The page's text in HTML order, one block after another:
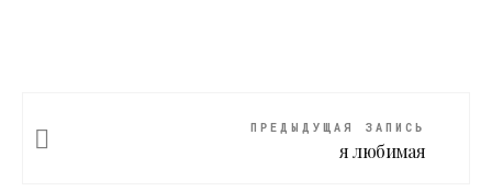
ПРЕДЫДУЩАЯ ЗАПИСЬ
я любимая